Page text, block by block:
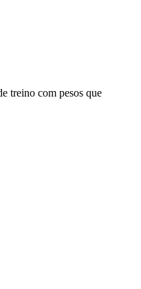
treino com pesos que